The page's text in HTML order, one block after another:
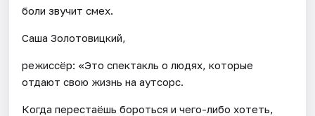
боли звучит смех.
Саша Золотовицкий,
режиссёр: «Это спектакль о людях, которые
отдают свою жизнь на аутсорс.
Когда перестаёшь бороться и чего-либо хотеть,